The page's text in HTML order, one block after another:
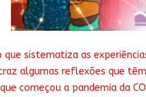
que sistematiza as
algumas reflexões que
que começou a pandemia da